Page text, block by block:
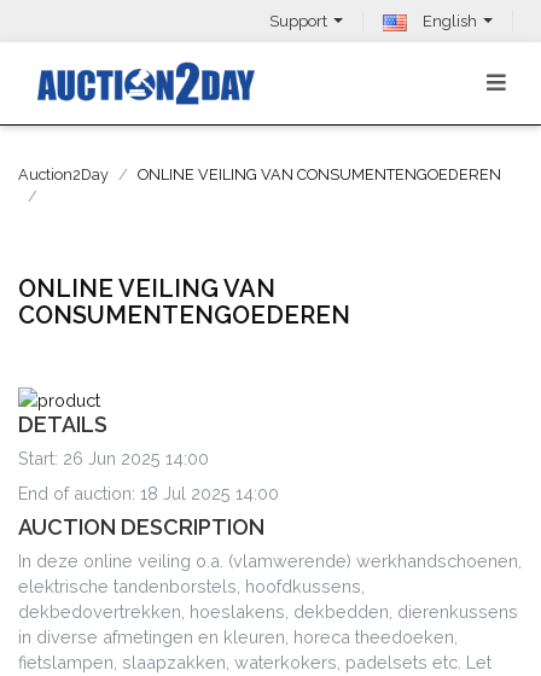
Support English
Auction2Day ONLINE VEILING VAN CONSUMENTENGOEDEREN
ONLINE VEILING VAN
CONSUMENTENGOEDEREN
DETAILS
Start: 26 Jun 2025 14:00
End of auction: 18 Jul 2025 14:00
AUCTION DESCRIPTION
In deze online veiling o.a. (vlamwerende) werkhandschoenen,
elektrische tandenborstels, hoofdkussens,
dekbedovertrekken, hoeslakens, dekbedden, dierenkussens
in diverse afmetingen en kleuren, horeca theedoeken,
fietslampen, slaapzakken, waterkokers, padelsets etc. Let